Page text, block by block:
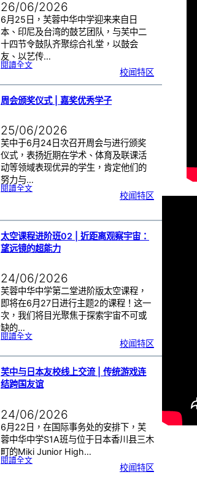
26/06/2026
6月25日，芙蓉中华中学迎来来自日
本、印尼及台湾的鼓艺团队，与芙中二
十四节令鼓队齐聚综合礼堂，以鼓会
友、以艺传…
閱讀全文:四
同
演
出
！
马
在
芙
中
大
舞
台
以
鼓
交
流
校闻特区
周会颁奖仪式 | 嘉奖优秀学子
25/06/2026
芙中于6月24日次召开周会与进行颁奖
仪式，表扬近期在学术、体育及联课活
动等领域表现优异的学生，肯定他们的
努力与…
閱讀全文:周
|嘉
优
秀
学
子
校闻特区
太空课程进阶班02 | 近距离观察宇宙：
望远镜的超能力
24/06/2026
芙蓉中华中学第二堂进阶版太空课程，
即将在6月27日进行主题2的课程！这一
次，我们将目光聚焦于探索宇宙不可或
缺的…
閱讀全文:太
进
班
0
2
|近
距
离
宙
：
望
远
镜
的
超
能
力
校闻特区
芙中与日本友校线上交流 | 传统游戏连
结跨国友谊
24/06/2026
6月22日，在国际事务处的安排下，芙
蓉中华中学S1A班与位于日本香川县三木
町的Miki Junior High…
閱讀全文:芙 校闻特区